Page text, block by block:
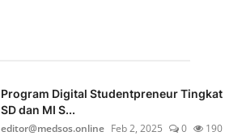
Program Digital Studentpreneur Tingkat
SD dan MI S...
editor@medsos.online Feb 2, 2025 0 190